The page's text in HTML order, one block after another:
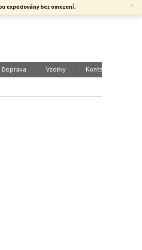
expedovány bez omezení.
Doprava Vzorky Kontakty